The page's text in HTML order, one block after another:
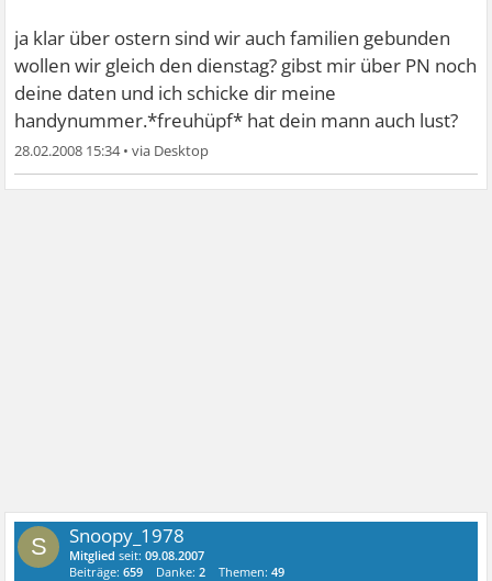
Freu mich Dich kennen zu lernen!
Lg
ja klar über ostern sind wir auch familien gebunden
wollen wir gleich den dienstag? gibst mir über PN noch
deine daten und ich schicke dir meine
handynummer.*freuhüpf* hat dein mann auch lust?
28.02.2008 15:34•
S Snoopy_1978
Mitglied seit:09.08.2007
Beiträge:659 Danke:2 Themen:49